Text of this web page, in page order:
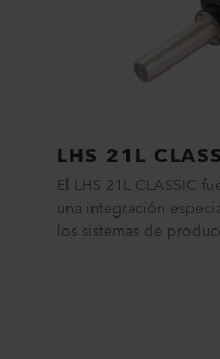
LHS 21L
El LHS 21L CLASSIC
una integración
los sistemas de